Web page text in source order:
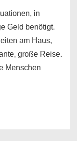
in
Geld benötigt.
am Haus,
große Reise.
Menschen